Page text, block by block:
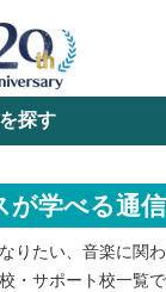
エ
探す
学べる通
りたい、音楽に関
・サポート校一覧で